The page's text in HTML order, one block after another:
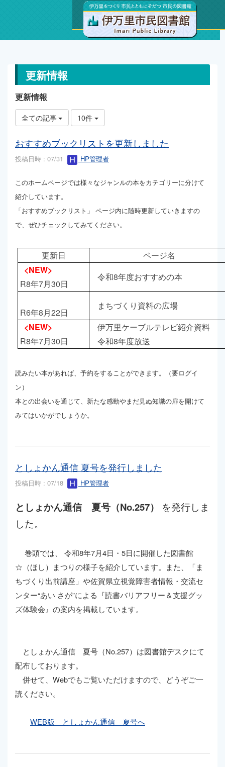
更新情報
更新情報
更新情報
全ての記事 10件
おすすめブックリストを更新しました
投稿日時 : 07/31 HP管理者
このホームページでは様々なジャンルの本をカテゴリーに分けて
紹介しています。
「おすすめブックリスト」 ページ内に随時更新していきますの
で、ぜひチェックしてみてください。
更新日
ページ名
<NEW>
R8年7月30日
令和8年度おすすめの本
R6年8月22日
まちづくり資料の広場
<NEW>
R8年7月30日
伊万里ケーブルテレビ紹介資料
令和8年度放送
読みたい本があれば、予約をすることができます。（要ログイ
ン）
本との出会いを通じて、新たな感動やまだ見ぬ知識の扉を開けて
みてはいかがでしょうか。
としょかん通信 夏号を発行しました
投稿日時 : 07/18 HP管理者
としょかん通信 夏号（No.257） を発行しま
した。
巻頭では、 令和8年7月4日・5日に開催した図書館
☆（ほし）まつりの様子を紹介しています。また、「ま
ちづくり出前講座」や佐賀県立視覚障害者情報・交流セ
ンター“あい さが”による『読書バリアフリー＆支援グッ
ズ体験会』の案内を掲載しています。
としょかん通信 夏号（No.257）は図書館デスクにて
配布しております。
併せて、Webでもご覧いただけますので、どうぞご一
読ください。
WEB版 としょかん通信 夏号へ